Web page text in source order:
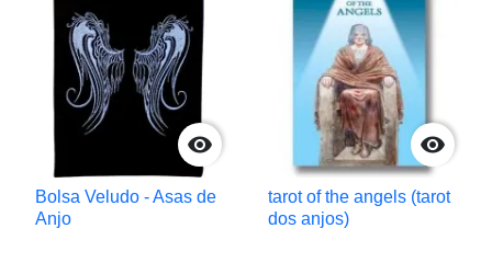

Bolsa Veludo - Asas de
Anjo

tarot of the angels (tarot
dos anjos)